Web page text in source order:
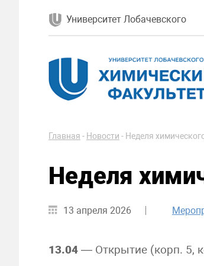
Университет Лобачевского
Главная - Новости - Неделя
Неделя
13 апреля 2026
13.04 — Открытие (корп. 5,